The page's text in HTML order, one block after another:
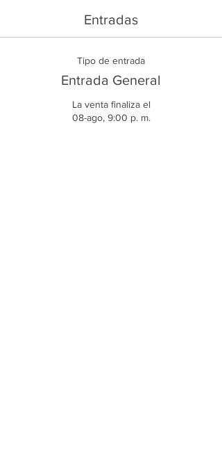
Entradas
Tipo de entrada
Entrada General
La venta finaliza el
08-ago, 9:00 p. m.